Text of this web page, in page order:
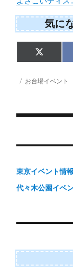
気に
Share
on
X
(
w
i
r
投 カ
お台場イベント
稿
ビ
ゲ
シ
ン
東京イベント情
代々木公園イベ